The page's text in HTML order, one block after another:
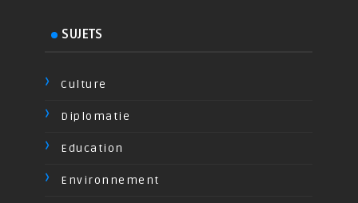
SUJETS
Culture
Diplomatie
Education
Environnement